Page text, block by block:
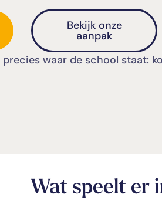
Bekijk onze
aanpak
waar de school staat:
Wat speelt er